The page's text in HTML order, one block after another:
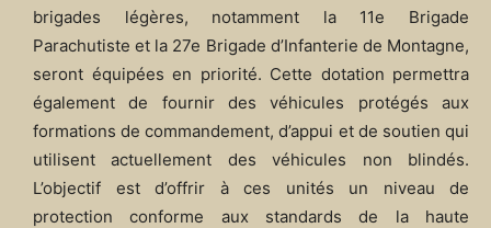
brigades légères, notamment la 11e Brigade
Parachutiste et la 27e Brigade d’Infanterie de Montagne,
seront équipées en priorité. Cette dotation permettra
également de fournir des véhicules protégés aux
formations de commandement, d’appui et de soutien qui
utilisent actuellement des véhicules non blindés.
L’objectif est d’offrir à ces unités un niveau de
protection conforme aux standards de la haute